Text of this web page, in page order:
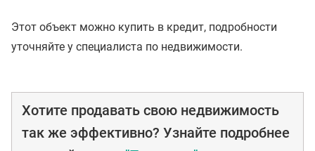
Этот объект можно купить в кредит, подробности
уточняйте у специалиста по недвижимости.
Хотите продавать свою недвижимость
так же эффективно? Узнайте подробнее